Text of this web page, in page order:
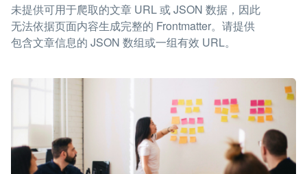
未提供可用于爬取的文章 URL 或 JSON 数据，因此
无法依据页面内容生成完整的 Frontmatter。请提供
包含文章信息的 JSON 数组或一组有效 URL。